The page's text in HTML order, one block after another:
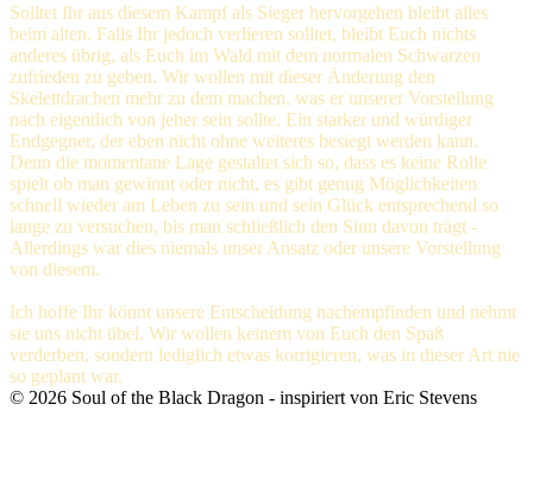
Solltet Ihr aus diesem Kampf als Sieger hervorgehen bleibt alles
beim alten. Falls Ihr jedoch verlieren solltet, bleibt Euch nichts
anderes übrig, als Euch im Wald mit dem normalen Schwarzen
zufrieden zu geben. Wir wollen mit dieser Änderung den
Skelettdrachen mehr zu dem machen, was er unserer Vorstellung
nach eigentlich von jeher sein sollte. Ein starker und würdiger
Endgegner, der eben nicht ohne weiteres besiegt werden kann.
Denn die momentane Lage gestaltet sich so, dass es keine Rolle
spielt ob man gewinnt oder nicht, es gibt genug Möglichkeiten
schnell wieder am Leben zu sein und sein Glück entsprechend so
lange zu versuchen, bis man schließlich den Sinn davon trägt -
Allerdings war dies niemals unser Ansatz oder unsere Vorstellung
von diesem.
Ich hoffe Ihr könnt unsere Entscheidung nachempfinden und nehmt
sie uns nicht übel. Wir wollen keinem von Euch den Spaß
verderben, sondern lediglich etwas korrigieren, was in dieser Art nie
so geplant war.
© 2026 Soul of the Black Dragon - inspiriert von Eric Stevens